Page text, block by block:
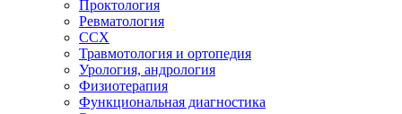
Проктология
Ревматология
ССХ
Травмотология и ортопедия
Урология, андрология
Физиотерапия
Функциональная диагностика